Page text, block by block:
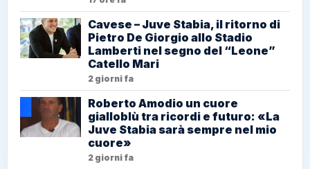
Cavese – Juve Stabia, il ritorno di
Pietro De Giorgio allo Stadio
Lamberti nel segno del “Leone”
Catello Mari
2 giorni fa
Roberto Amodio un cuore
gialloblù tra ricordi e futuro: «La
Juve Stabia sarà sempre nel mio
cuore»
2 giorni fa